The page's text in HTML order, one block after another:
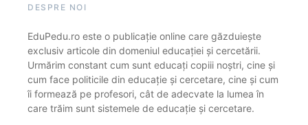
DESPRE NOI
EduPedu.ro este o publicație online care găzduiește
exclusiv articole din domeniul educației și cercetării.
Urmărim constant cum sunt educați copiii noștri, cine și
cum face politicile din educație și cercetare, cine și cum
îi formează pe profesori, cât de adecvate la lumea în
care trăim sunt sistemele de educație și cercetare.